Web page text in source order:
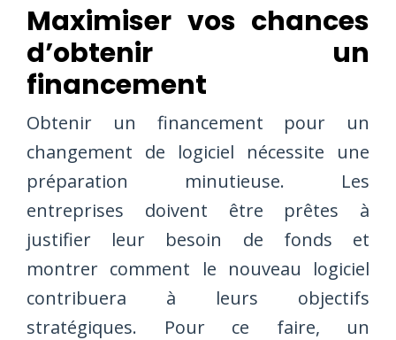
Maximiser vos chances
d’obtenir un
financement
Obtenir un financement pour un
changement de logiciel nécessite une
préparation minutieuse. Les
entreprises doivent être prêtes à
justifier leur besoin de fonds et
montrer comment le nouveau logiciel
contribuera à leurs objectifs
stratégiques. Pour ce faire, un